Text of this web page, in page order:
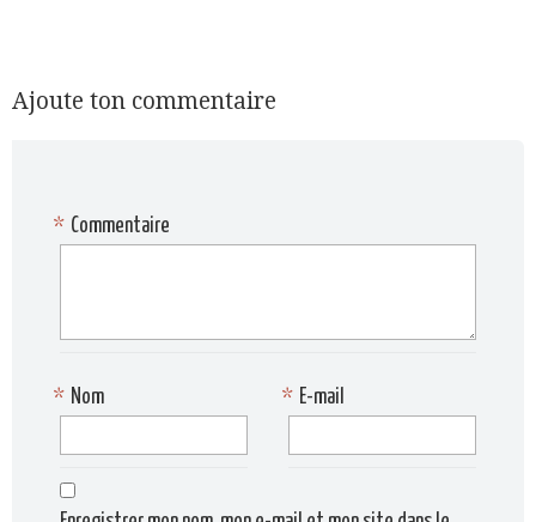
Ajoute ton commentaire
Commentaire
*
Nom
* E-mail
*